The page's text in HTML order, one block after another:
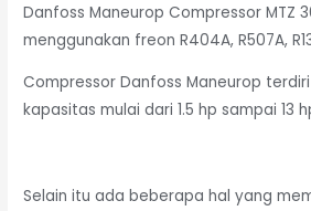
Danfoss Maneurop Compressor MTZ
menggunakan freon R404A, R507A,
Compressor Danfoss Maneurop
kapasitas mulai dari 1.5 hp sampai 13
Selain itu ada beberapa hal yang